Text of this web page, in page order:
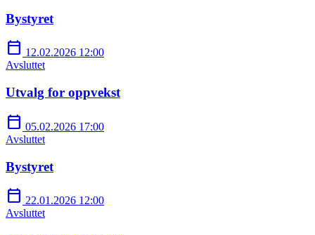
Bystyret
calendar_today 12.02.2026 12:00
Avsluttet
Utvalg for oppvekst
calendar_today 05.02.2026 17:00
Avsluttet
Bystyret
calendar_today 22.01.2026 12:00
Avsluttet